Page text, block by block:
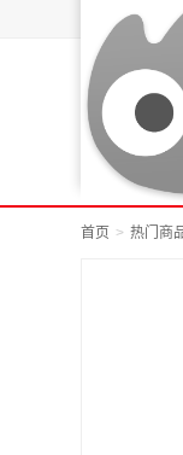
首页 热门商